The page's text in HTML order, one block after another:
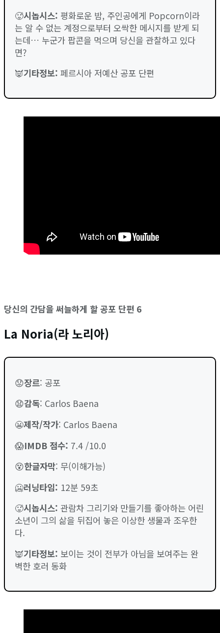
🥵시놉시스: 평화로운 밤, 주인공에게 Popcorn이라
는 알 수 없는 계정으로부터 오싹한 메시지를 받게 되
는데… 누군가 팝콘을 먹으며 당신을 관찰하고 있다
면?
👿기타정보: 페르시아 저예산 공포 단편
당신의 간담을 써늘하게 할 공포 단편 6
La Noria(라 노리아)
😟장르: 공포
😧감독: Carlos Baena
😬제작/작가: Carlos Baena
😱IMDB 점수: 7.4 /10.0
😵한글자막: 무(이해가능)
🥶러닝타임: 12분 59초
🥵시놉시스: 관람차 그리기와 만들기를 좋아하는 어린
소년이 그의 삶을 뒤집어 놓은 이상한 생물과 조우한
다.
👿기타정보: 보이는 것이 전부가 아님을 보여주는 완
벽한 호러 동화